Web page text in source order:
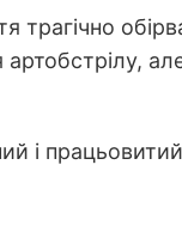
трагічно
і